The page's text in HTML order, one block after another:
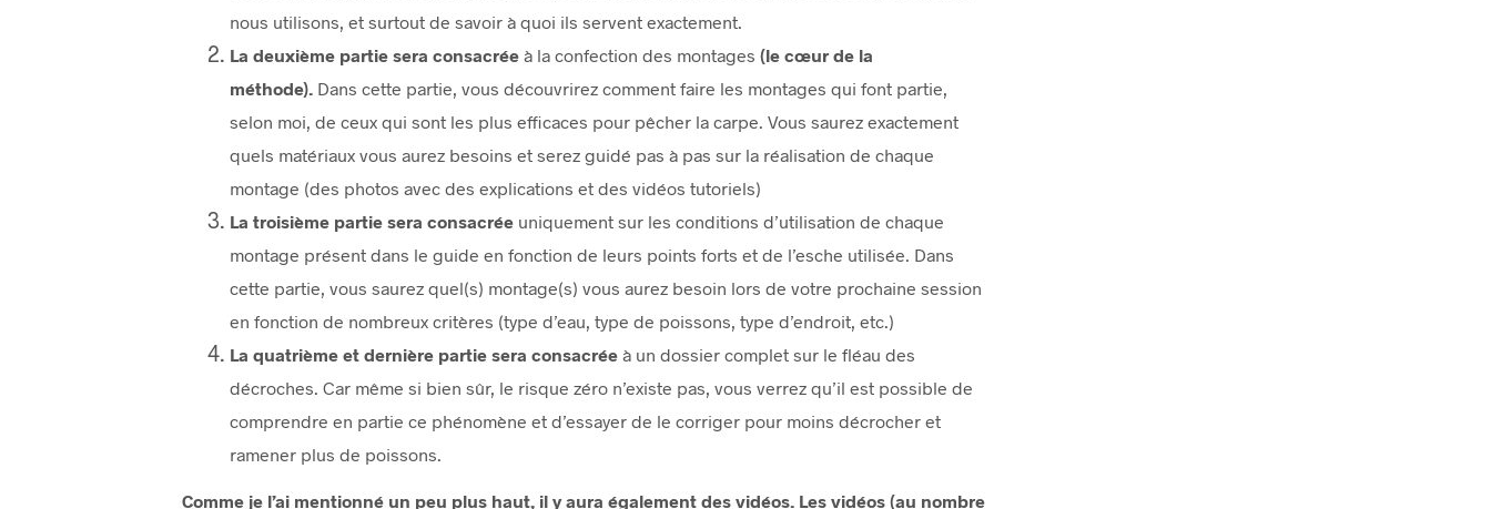
nous utilisons, et surtout de savoir à quoi ils servent exactement.
La deuxième partie sera consacrée à la confection des montages(le cœur de la
méthode). Dans cette partie, vous découvrirez comment faire les montages qui font partie,
selon moi, de ceux qui sont les plus efficaces pour pêcher la carpe. Vous saurez exactement
quels matériaux vous aurez besoins et serez guidé pas à pas sur la réalisation de chaque
montage (des photos avec des explications et des vidéos tutoriels)
La troisième partie sera consacrée uniquement sur les conditions d’utilisation de chaque
montage présent dans le guide en fonction de leurs points forts et de l’esche utilisée. Dans
cette partie, vous saurez quel(s) montage(s) vous aurez besoin lors de votre prochaine session
en fonction de nombreux critères (type d’eau, type de poissons, type d’endroit, etc.)
La quatrième et dernière partie sera consacrée à un dossier complet sur le fléau des
décroches. Car même si bien sûr, le risque zéro n’existe pas, vous verrez qu’il est possible de
comprendre en partie ce phénomène et d’essayer de le corriger pour moins décrocher et
ramener plus de poissons.
Comme je l’ai mentionné un peu plus haut, il y aura également des vidéos. Les vidéos (au nombre